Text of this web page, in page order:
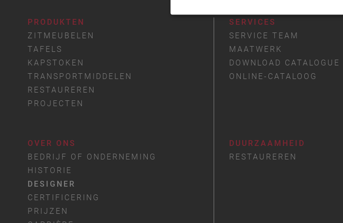
PRODUKTEN
ZITMEUBELEN
TAFELS
KAPSTOKEN
TRANSPORTMIDDELEN
RESTAUREREN
PROJECTEN
SERVICES
SERVICE TEAM
MAATWERK
DOWNLOAD CATALOGUE
ONLINE-CATALOOG
OVER ONS
BEDRIJF OF ONDERNEMING
HISTORIE
DESIGNER
CERTIFICERING
PRIJZEN
DUURZAAMHEID
RESTAUREREN